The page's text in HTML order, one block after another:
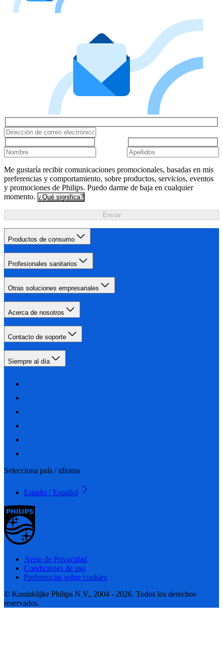
Me gustaría recibir comunicaciones promocionales, basadas en mis
preferencias y comportamiento, sobre productos, servicios, eventos
y promociones de Philips. Puedo darme de baja en cualquier
momento. ¿Qué significa?
Enviar
Productos de consumo
Profesionales sanitarios
Otras soluciones empresariales
Acerca de nosotros
Contacto de soporte
Siempre al día
Selecciona país / idioma
España / Español
Aviso de Privacidad
Condiciones de uso
Preferencias sobre cookies
© Koninklijke Philips N.V., 2004 - 2026. Todos los derechos
reservados.